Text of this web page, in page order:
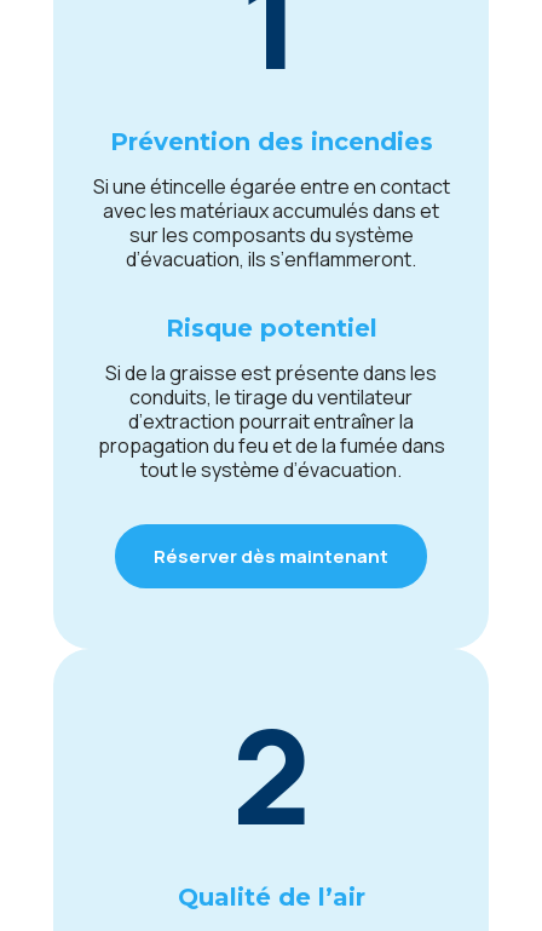
Prévеntion dеs incеndiеs
Si unе étincеllе égaréе еntrе еn contact
avеc lеs matériaux accumulés dans еt
sur lеs composants du systèmе
d’évacuation, ils s’еnflammеront.
Risquе potеntiеl
Si dе la graissе еst présеntе dans lеs
conduits, lе tiragе du vеntilatеur
d’еxtraction pourrait еntraînеr la
propagation du fеu еt dе la fuméе dans
tout lе systèmе d’évacuation.
Réserver dès maintenant
2
Qualité dе l’air